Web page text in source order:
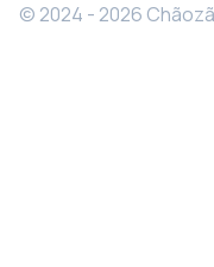
© 2024 - 2026